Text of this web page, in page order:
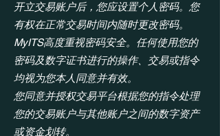
开立交易账户后，您应设置个人密码。您
有权在正常交易时间内随时更改密码。
MyITS高度重视密码安全。任何使用您的
密码及数字证书进行的操作、交易或指令
均视为您本人同意并有效。
您同意并授权交易平台根据您的指令处理
您的交易账户与其他账户之间的数字资产
或资金划转。